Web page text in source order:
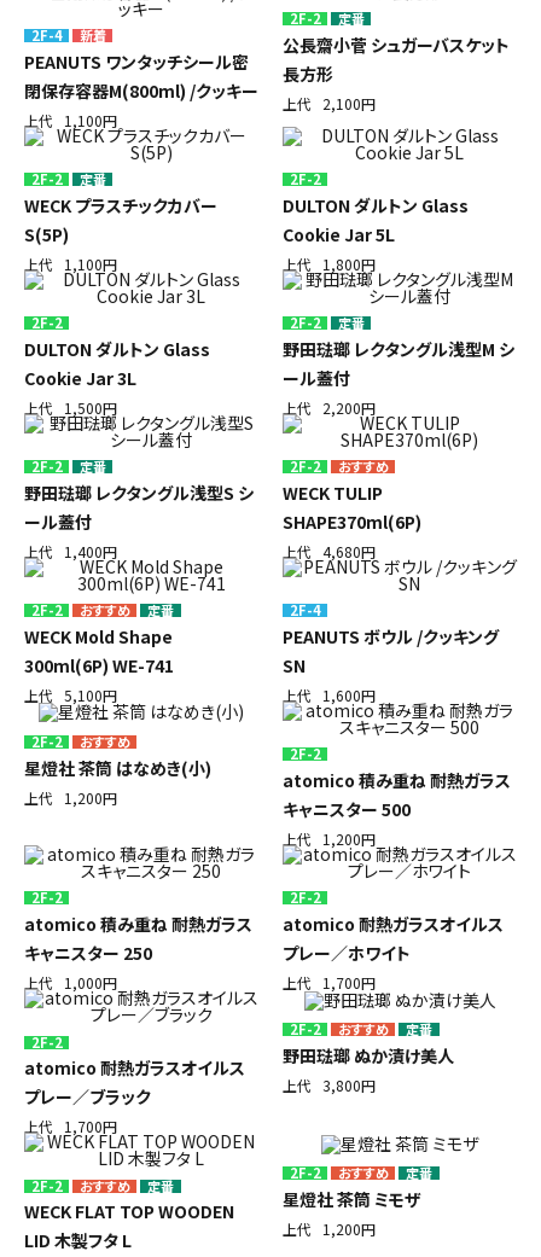
2F-4
PEANUTS ワンタッチシール密
閉保存容器M(800ml) /クッキー
上代 1,100円
2F-2 定番
公長齋小菅 シュガーバスケット
長方形
上代 2,100円
2F-2 定番
WECK プラスチックカバー
S(5P)
上代 1,100円
2F-2
DULTON ダルトン Glass
Cookie Jar 5L
上代 1,800円
2F-2
DULTON ダルトン Glass
Cookie Jar 3L
上代 1,500円
2F-2 定番
野田琺瑯 レクタングル浅型M シ
ール蓋付
上代 2,200円
2F-2 定番
野田琺瑯 レクタングル浅型S シ
ール蓋付
上代 1,400円
2F-2
WECK TULIP
SHAPE370ml(6P)
上代 4,680円
2F-2 定番
WECK Mold Shape
300ml(6P) WE-741
上代 5,100円
2F-4
PEANUTS ボウル /クッキング
SN
上代 1,600円
2F-2
星燈社 茶筒 はなめき(小)
上代 1,200円
2F-2
atomico 積み重ね 耐熱ガラス
キャニスター 500
上代 1,200円
2F-2
atomico 積み重ね 耐熱ガラス
キャニスター 250
上代 1,000円
2F-2
atomico 耐熱ガラスオイルス
プレー／ホワイト
上代 1,700円
2F-2
atomico 耐熱ガラスオイルス
プレー／ブラック
上代 1,700円
2F-2 定番
野田琺瑯 ぬか漬け美人
上代 3,800円
2F-2 定番
WECK FLAT TOP WOODEN
LID 木製フタ L
2F-2 定番
星燈社 茶筒 ミモザ
上代 1,200円